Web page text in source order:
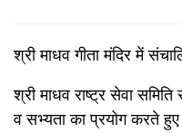
श्री माधव गीता मंदिर में
श्री माधव राष्ट्र सेवा
व सभ्यता का प्रयोग करते हुए